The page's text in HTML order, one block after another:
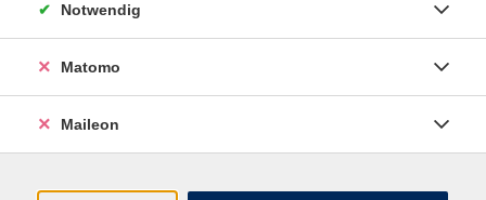
Notwendig
Matomo
Maileon